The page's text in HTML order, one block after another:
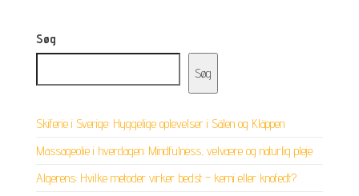
Søg
Søg
Skiferie i Sverige: Hyggelige oplevelser i Sälen og Kläppen
Massageolie i hverdagen: Mindfulness, velvære og naturlig pleje
Algerens: Hvilke metoder virker bedst – kemi eller knofedt?